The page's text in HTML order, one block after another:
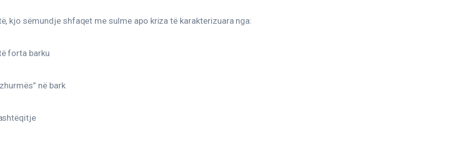
kjo sëmundje shfaqet me sulme apo kriza të karakterizuara nga:
forta barku
në bark